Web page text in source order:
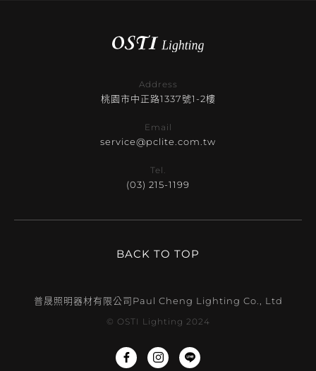
Address
桃園市中正路1337號1-2樓
Email
service@pclite.com.tw
Tel.
(03) 215-1199
BACK TO TOP
普晟照明器材有限公司Paul Cheng Lighting Co., Ltd
© OSTI Lighting 2024